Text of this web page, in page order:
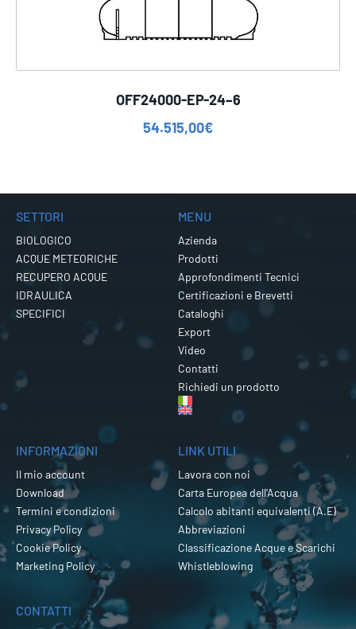
OFF24000-EP-24–6
54.515,00€
SETTORI
BIOLOGICO
ACQUE METEORICHE
RECUPERO ACQUE
IDRAULICA
SPECIFICI
MENU
Azienda
Prodotti
Approfondimenti Tecnici
Certificazioni e Brevetti
Cataloghi
Export
Video
Contatti
Richiedi un prodotto
INFORMAZIONI
Il mio account
Download
Termini e condizioni
Privacy Policy
Cookie Policy
Marketing Policy
LINK UTILI
Lavora con noi
Carta Europea dell’Acqua
Calcolo abitanti equivalenti (A.E)
Abbreviazioni
Classificazione Acque e Scarichi
Whistleblowing
CONTATTI